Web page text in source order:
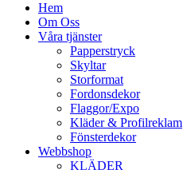
Hem
Om Oss
Våra tjänster
Papperstryck
Skyltar
Storformat
Fordonsdekor
Flaggor/Expo
Kläder & Profilreklam
Fönsterdekor
Webbshop
KLÄDER